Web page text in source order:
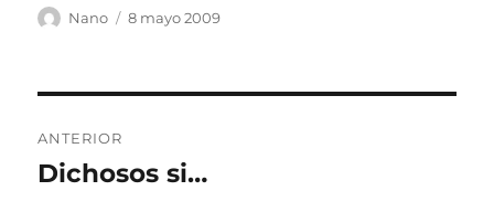
Autor
Nano
Publicado
8 mayo 2009
de
ANTERIOR
Entrada
Dichosos si…